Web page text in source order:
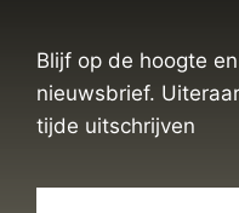
Blijf op de hoogte
nieuwsbrief.
tijde uitschrijven